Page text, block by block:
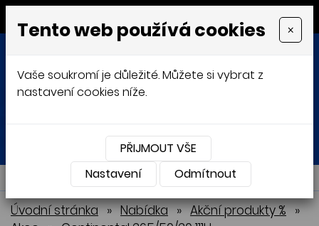
MENU
Přihlásit Košík
NABÍDKA
Úvodní stránka » Nabídka » Akční produkty % »
Tento web používá cookies ×
Vaše soukromí je důležité. Můžete si vybrat z
nastavení cookies níže.
PŘIJMOUT VŠE
Nastavení
Odmítnout